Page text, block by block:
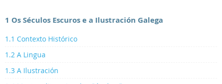
1 Os Séculos Escuros e a Ilustración Galega
1.1 Contexto Histórico
1.2 A Lingua
1.3 A Ilustración